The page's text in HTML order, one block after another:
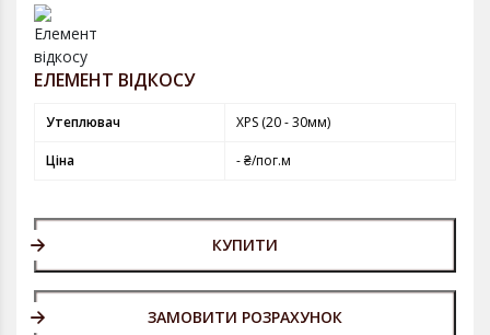
ЕЛЕМЕНТ ВІДКОСУ
Утеплювач XPS (20 - 30мм)
Ціна - ₴/пог.м
КУПИТИ
ЗАМОВИТИ РОЗРАХУНОК